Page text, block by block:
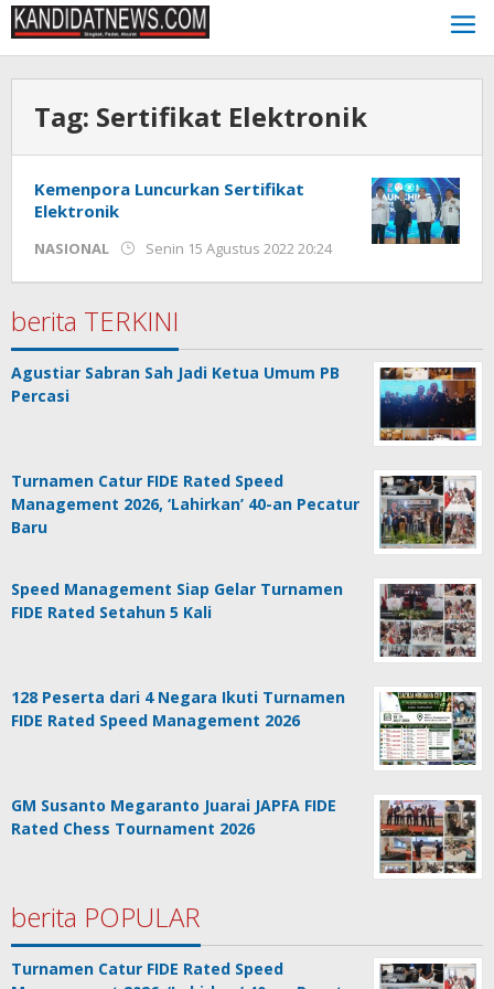
Lewati
ke
konten
Tag: Sertifikat Elektronik
Kemenpora Luncurkan Sertifikat
Elektronik
NASIONAL Senin 15 Agustus 2022 20:24
oleh
Jackson
berita TERKINI
Agustiar Sabran Sah Jadi Ketua Umum PB
Percasi
Turnamen Catur FIDE Rated Speed
Management 2026, ‘Lahirkan’ 40-an Pecatur
Baru
Speed Management Siap Gelar Turnamen
FIDE Rated Setahun 5 Kali
128 Peserta dari 4 Negara Ikuti Turnamen
FIDE Rated Speed Management 2026
GM Susanto Megaranto Juarai JAPFA FIDE
Rated Chess Tournament 2026
berita POPULAR
Turnamen Catur FIDE Rated Speed